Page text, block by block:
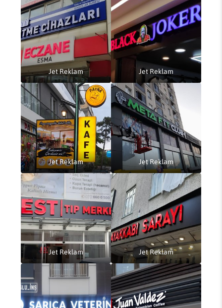
Jet Reklam Jet Reklam
Jet Reklam Jet Reklam
Jet Reklam Jet Reklam